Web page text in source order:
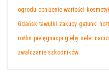
ogrodu obniżenie wartości
Gdańsk tawułki zakupy gatunki
roślin pielęgnacja gleby seler
zwalczanie szkodników